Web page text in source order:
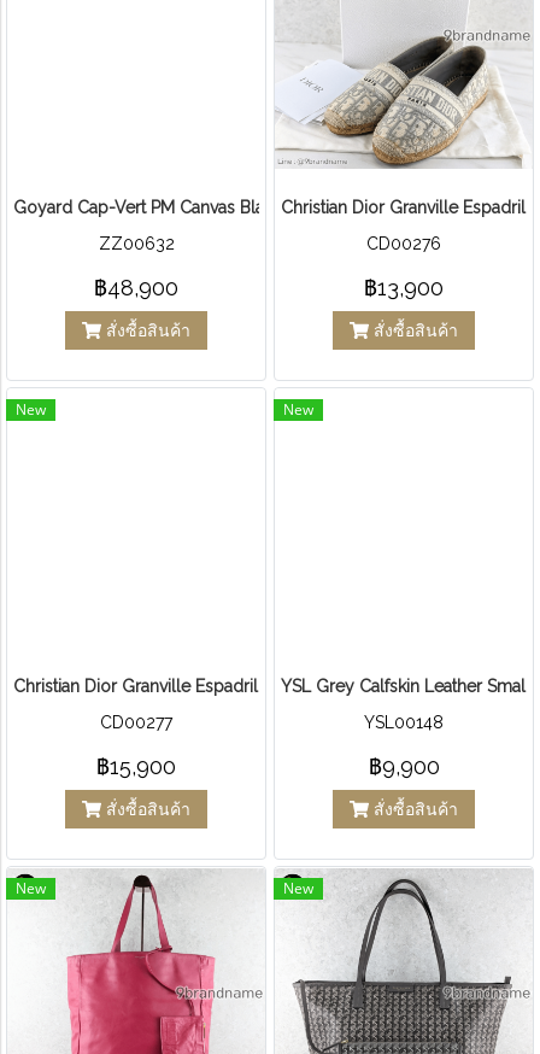
Goyard Cap-Vert PM Canvas Black Tan
ZZ00632
฿48,900
สั่งซื้อสินค้า
Christian Dior Granville
CD00276
฿13,900
สั่งซื้อสินค้า
New
Christian Dior Granville Espadrille In Deep Blue
CD00277
฿15,900
สั่งซื้อสินค้า
New
YSL Grey Calfskin Leather Small
YSL00148
฿9,900
สั่งซื้อสินค้า
New New